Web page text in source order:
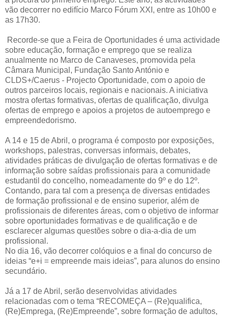
vão decorrer no edifício Marco Fórum XXI, entre as 10h00 e
as 17h30.
Recorde-se que a Feira de Oportunidades é uma actividade
sobre educação, formação e emprego que se realiza
anualmente no Marco de Canaveses, promovida pela
Câmara Municipal, Fundação Santo António e
CLDS+/Caerus - Projecto Oportunidade, com o apoio de
outros parceiros locais, regionais e nacionais. A iniciativa
mostra ofertas formativas, ofertas de qualificação, divulga
ofertas de emprego e apoios a projetos de autoemprego e
empreendedorismo.
A 14 e 15 de Abril, o programa é composto por exposições,
workshops, palestras, conversas informais, debates,
atividades práticas de divulgação de ofertas formativas e de
informação sobre saídas profissionais para a comunidade
estudantil do concelho, nomeadamente do 9º e do 12º.
Contando, para tal com a presença de diversas entidades
de formação profissional e de ensino superior, além de
profissionais de diferentes áreas, com o objetivo de informar
sobre oportunidades formativas e de qualificação e de
esclarecer algumas questões sobre o dia-a-dia de um
profissional.
No dia 16, vão decorrer colóquios e a final do concurso de
ideias “e+i = empreende mais ideias”, para alunos do ensino
secundário.
Já a 17 de Abril, serão desenvolvidas atividades
relacionadas com o tema “RECOMEÇA – (Re)qualifica,
(Re)Emprega, (Re)Empreende”, sobre formação de adultos,